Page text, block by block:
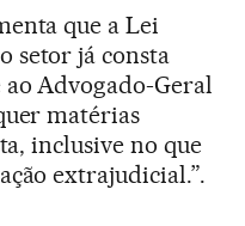
que a Lei
setor já consta
Advogado-Geral
matérias
inclusive no que
extrajudicial.”.